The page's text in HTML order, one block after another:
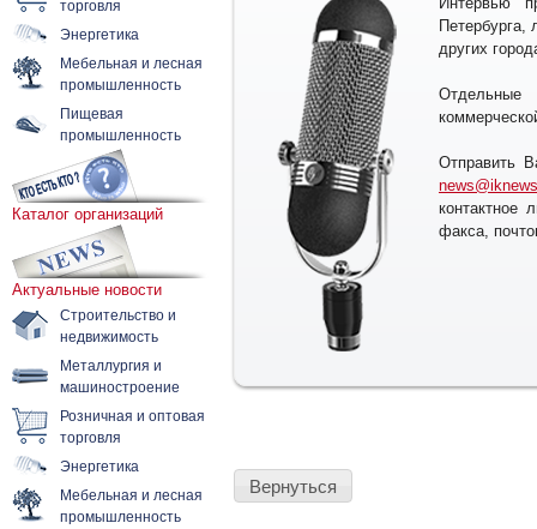
торговля
Энергетика
Мебельная и лесная
промышленность
Пищевая
промышленность
Каталог организаций
Актуальные новости
Строительство и
недвижимость
Металлургия и
машиностроение
Розничная и оптовая
торговля
Энергетика
Мебельная и лесная
промышленность
Петербурга,
других
Отправить
контактное
факса,
Вернуться